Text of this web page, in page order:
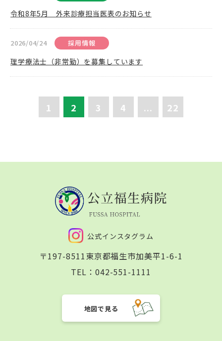
令和8年5月 外来診療担当医表のお知らせ
2026/04/24 採用情報
理学療法士（非常勤）を募集しています
1 2 3 4 ... 22
公式インスタグラム
〒197-8511東京都福生市加美平1-6-1
TEL： 042-551-1111
地図で見る